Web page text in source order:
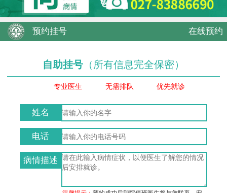
预约挂号 在线预约
自助挂号 （所有信息完全保密）
专业医生 无需排队 优先就诊
姓名
电话
病情描述